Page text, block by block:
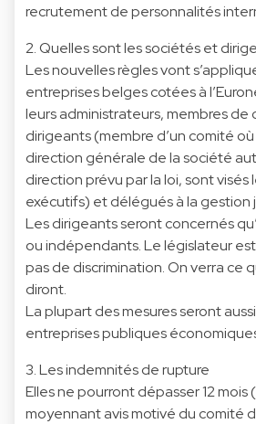
recrutement de personnalités
2. Quelles sont les sociétés et
Les nouvelles règles vont
entreprises belges cotées à
leurs administrateurs, membres
dirigeants (membre d’un comité
direction générale de la société
direction prévu par la loi, sont visés
exécutifs) et délégués à la gestion
Les dirigeants seront concernés
ou indépendants. Le législateur
pas de discrimination. On verra ce
diront.
La plupart des mesures seront
entreprises publiques
3. Les indemnités de rupture
Elles ne pourront dépasser 12 mois
moyennant avis motivé du comité